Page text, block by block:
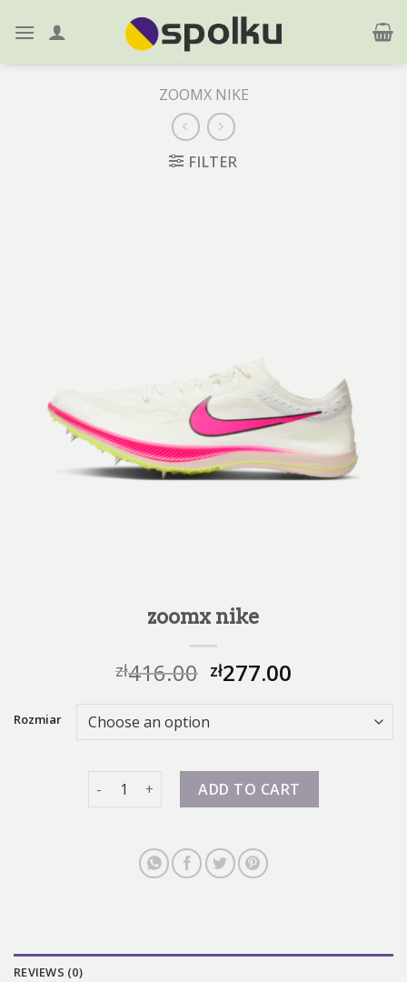
ZOOMX NIKE
FILTER
zoomx nike
zł416.00 zł277.00
Rozmiar
zoomx nike quantityADD TO CART
REVIEWS (0)